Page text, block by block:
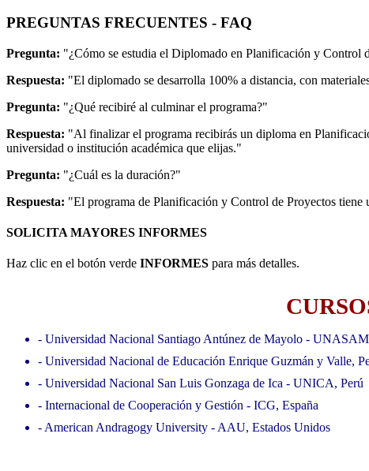
PREGUNTAS FRECUENTES - FAQ
Pregunta: "¿Cómo se estudia el Diplomado en Planificación y Control
Respuesta: "El diplomado se desarrolla 100% a distancia, con
Pregunta: "¿Qué recibiré al culminar el programa?"
Respuesta: "Al finalizar el programa recibirás un diploma en
universidad o institución académica que elijas."
Pregunta: "¿Cuál es la duración?"
Respuesta: "El programa de Planificación y Control de Proyectos tiene
SOLICITA MAYORES INFORMES
Haz clic en el botón verde INFORMES para más detalles.
- Universidad Nacional Santiago Antúnez de Mayolo -
- Universidad Nacional de Educación Enrique Guzmán y Valle,
- Universidad Nacional San Luis Gonzaga de Ica - UNICA, Perú
- Internacional de Cooperación y Gestión - ICG, España
- American Andragogy University - AAU, Estados Unidos